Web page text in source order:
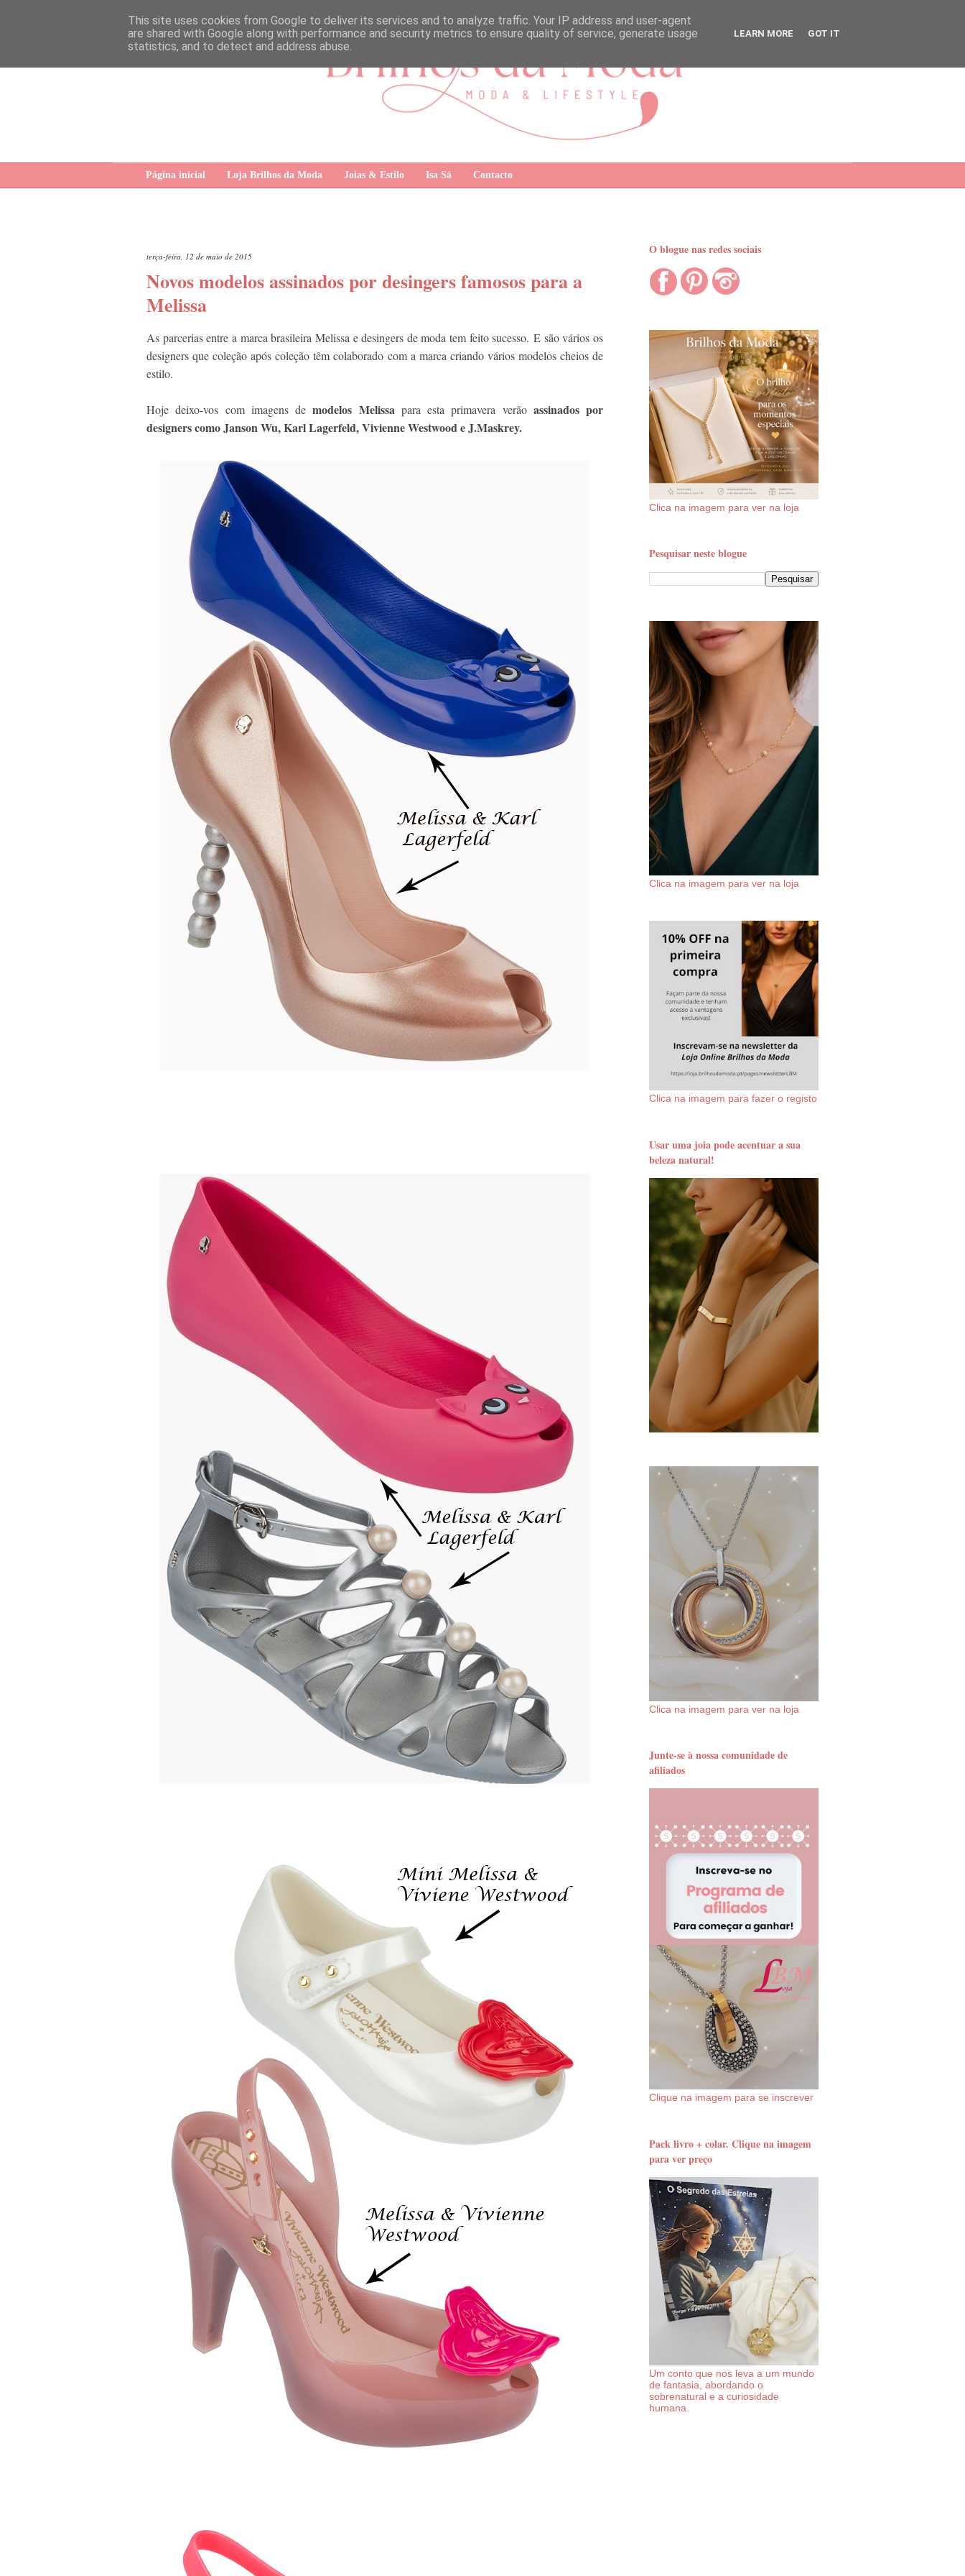
Página inicial Loja Brilhos da Moda Joias & Estilo Isa Sá Contacto
terça-feira, 12 de maio de 2015
Novos modelos assinados por desingers famosos para a
Melissa
As parcerias entre a marca brasileira Melissa e desingers de moda tem feito sucesso. E são vários os
designers que coleção após coleção têm colaborado com a marca criando vários modelos cheios de
estilo.
Hoje deixo-vos com imagens de modelos Melissa para esta primavera verão assinados por
designers como Janson Wu, Karl Lagerfeld, Vivienne Westwood e J.Maskrey.
O blogue nas redes sociais
Clica na imagem para ver na loja
Pesquisar neste blogue
Clica na imagem para ver na loja
Clica na imagem para fazer o registo
Usar uma joia pode acentuar a sua
beleza natural!
Clica na imagem para ver na loja
Junte-se à nossa comunidade de
afiliados
Clique na imagem para se inscrever
Pack livro + colar. Clique na imagem
para ver preço
Um conto que nos leva a um mundo
de fantasia, abordando o
sobrenatural e a curiosidade
humana.
This site uses cookies from Google to deliver its services and to analyze traffic. Your IP address and user-agent
are shared with Google along with performance and security metrics to ensure quality of service, generate usage
statistics, and to detect and address abuse.
LEARN MORE GOT IT